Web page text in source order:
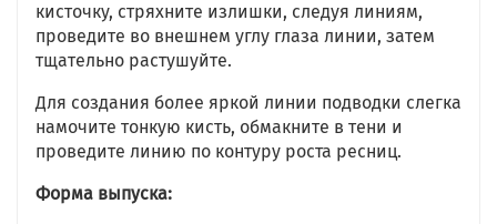
кисточку, стряхните излишки, следуя линиям,
проведите во внешнем углу глаза линии, затем
тщательно растушуйте.
Для создания более яркой линии подводки слегка
намочите тонкую кисть, обмакните в тени и
проведите линию по контуру роста ресниц.
Форма выпуска: